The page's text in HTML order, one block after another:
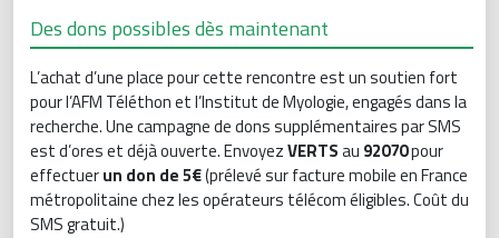
Des dons possibles dès maintenant
L’achat d’une place pour cette rencontre est un soutien fort
pour l’AFM Téléthon et l’Institut de Myologie, engagés dans la
recherche. Une campagne de dons supplémentaires par SMS
est d’ores et déjà ouverte. EnvoyezVERTSau 92070pour
effectuerun don de5€(prélevé sur facture mobile en France
métropolitaine chez les opérateurs télécom éligibles. Coût du
SMS gratuit.)